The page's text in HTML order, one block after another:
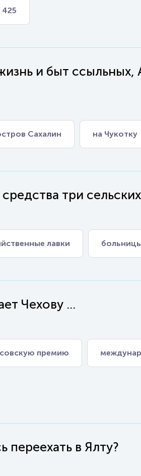
425
и быт ссыльных,
Сахалин на Чукотку
три
лавки
Чехову ...
премию
в Ялту?